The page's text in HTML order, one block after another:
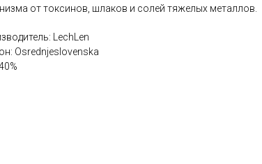
от токсинов, шлаков и солей тяжелых металлов.
LechLen
Osrednjeslovenska